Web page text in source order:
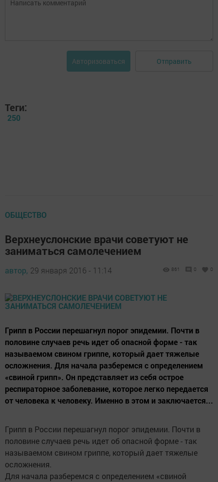
Авторизоваться Отправить
Теги:
250
ОБЩЕСТВО
Верхнеуслонские врачи советуют не
заниматься самолечением
автор, 29 января 2016 - 11:14 861 0 0
Грипп в России перешагнул порог эпидемии. Почти в
половине случаев речь идет об опасной форме - так
называемом свином гриппе, который дает тяжелые
осложнения. Для начала разберемся с определением
«свиной грипп». Он представляет из себя острое
респираторное заболевание, которое легко передается
от человека к человеку. Именно в этом и заключается...
Грипп в России перешагнул порог эпидемии. Почти в
половине случаев речь идет об опасной форме - так
называемом свином гриппе, который дает тяжелые
осложнения.
Для начала разберемся с определением «свиной